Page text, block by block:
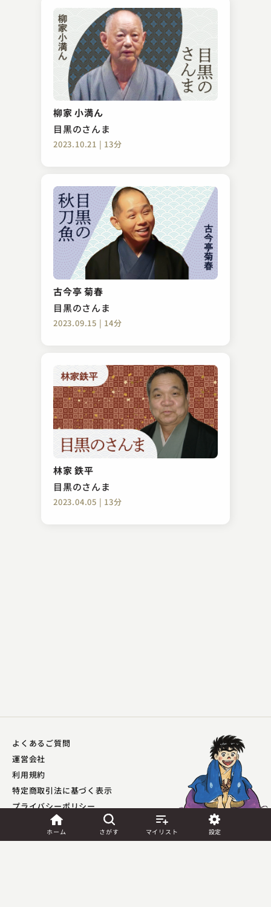
ホーム さがす マイリスト 設定
柳家 小満ん
目黒のさんま
2023.10.21 | 13分
古今亭 菊春
目黒のさんま
2023.09.15 | 14分
林家 鉄平
目黒のさんま
2023.04.05 | 13分
よくあるご質問
運営会社
利用規約
特定商取引法に基づく表示
プライバシーポリシー​
外部送信ポリシー